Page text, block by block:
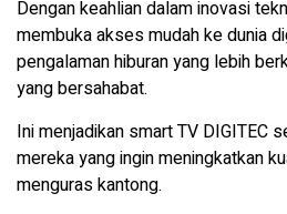
Dengan keahlian dalam inovasi
membuka akses mudah ke dunia
pengalaman hiburan yang lebih
yang bersahabat.
Ini menjadikan smart TV DIGITEC
mereka yang ingin meningkatkan
menguras kantong.